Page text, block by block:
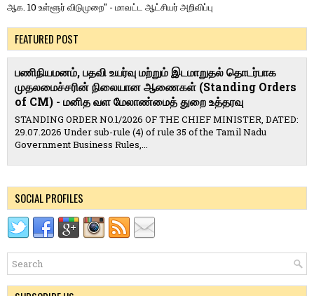
ஆக. 10 உள்ளூர் விடுமுறை" - மாவட்ட ஆட்சியர் அறிவிப்பு
FEATURED POST
பணிநியமனம், பதவி உயர்வு மற்றும் இடமாறுதல் தொடர்பாக
முதலமைச்சரின் நிலையான ஆணைகள் (Standing Orders
of CM) - மனித வள மேலாண்மைத் துறை உத்தரவு
STANDING ORDER NO.1/2026 OF THE CHIEF MINISTER, DATED:
29.07.2026 Under sub-rule (4) of rule 35 of the Tamil Nadu
Government Business Rules,...
SOCIAL PROFILES